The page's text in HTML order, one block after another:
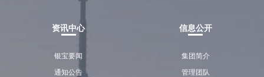
资讯中心
银宝要闻
通知公告
信息公开
集团简介
管理团队